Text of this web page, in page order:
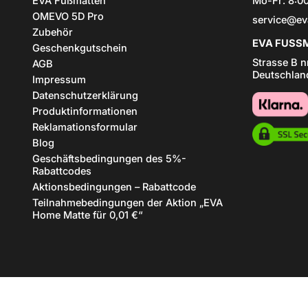
OMEVO 5D Pro
Zubehör
Geschenkgutschein
AGB
Impressum
Datenschutzerklärung
Produktinformationen
Reklamationsformular
Blog
Geschäftsbedingungen des 5%-
Rabattcodes
Aktionsbedingungen – Rabattcode
Teilnahmebedingungen der Aktion „EVA
Home Matte für 0,01 €“
EVA
Strasse B